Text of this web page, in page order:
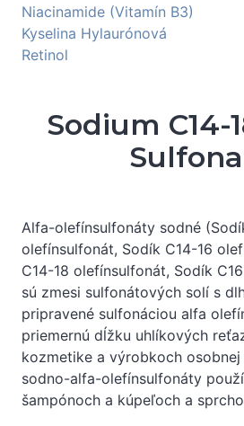
Niacinamide (Vitamín B3)
Kyselina Hylaurónová
Retinol
Sodium C14-
Alfa-olefínsulfonáty sodné
olefínsulfonát, Sodík C14-16
C14-18 olefínsulfonát, Sodík
sú zmesi sulfonátových solí s
pripravené sulfonáciou alfa
priemernú dĺžku uhlíkových
kozmetike a výrobkoch
sodno-alfa-olefínsulfonáty
šampónoch a kúpeľoch a